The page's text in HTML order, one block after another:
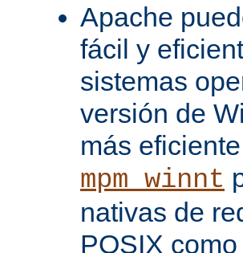
Apache
fácil y
sistemas
versión de
más
mpm_winnt
nativas de
POSIX